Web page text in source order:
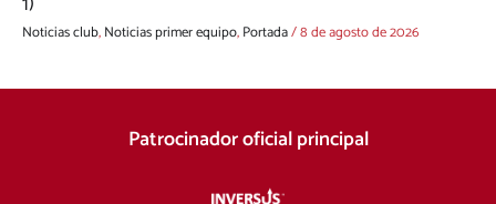
Noticias club,Noticias primer equipo,Portada/8 de agosto de 2026
Patrocinador oficial principal